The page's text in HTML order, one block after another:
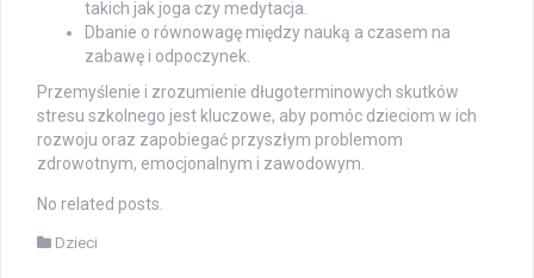
takich jak joga czy medytacja.
Dbanie o równowagę między nauką a czasem na
zabawę i odpoczynek.
Przemyślenie i zrozumienie długoterminowych skutków
stresu szkolnego jest kluczowe, aby pomóc dzieciom w ich
rozwoju oraz zapobiegać przyszłym problemom
zdrowotnym, emocjonalnym i zawodowym.
No related posts.
Dzieci